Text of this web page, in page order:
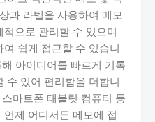
과 라벨을 사용하여 메모
으로 관리할 수 있으며
쉽게 접근할 수 있습니
아이디어를 빠르게 기록
수 있어 편리함을 더합니
마트폰 태블릿 컴퓨터 등
제 어디서든 메모에 접